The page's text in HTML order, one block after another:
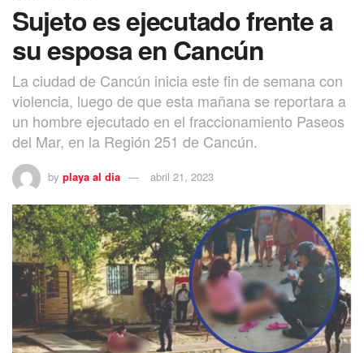
Sujeto es ejecutado frente a
su esposa en Cancún
La ciudad de Cancún inicia este fin de semana con
violencia, luego de que esta mañana se reportara a
un hombre ejecutado en el fraccionamiento Paseos
del Mar, en la Región 251 de Cancún.
by playa al dia abril 21, 2023